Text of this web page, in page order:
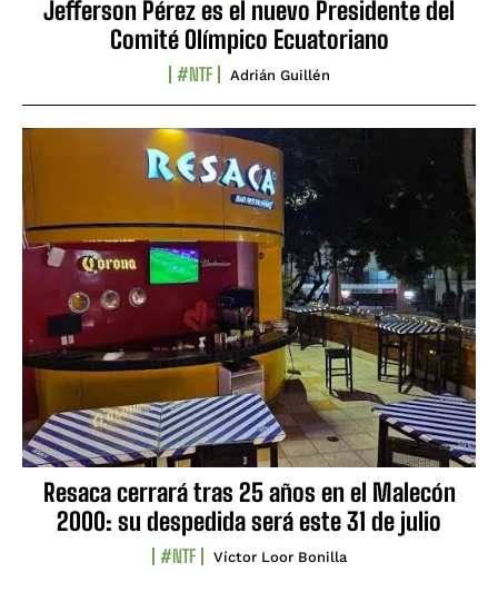
Jefferson Pérez es el nuevo Presidente del
Comité Olímpico Ecuatoriano
#NTF Adrián Guillén
Resaca cerrará tras 25 años en el Malecón
2000: su despedida será este 31 de julio
#NTF Víctor Loor Bonilla